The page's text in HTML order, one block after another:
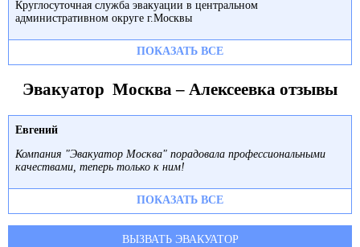
Круглосуточная служба эвакуации в центральном
административном округе г.Москвы
ПОКАЗАТЬ ВСЕ
Эвакуатор Москва – Алексеевка отзывы
Евгений
Компания "Эвакуатор Москва" порадовала профессиональными
качествами, теперь только к ним!
ПОКАЗАТЬ ВСЕ
ВЫЗВАТЬ ЭВАКУАТОР